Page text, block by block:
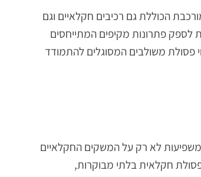
בתקנות סביבתיות
הכוללת גם רכיבים חקלאיים וגם